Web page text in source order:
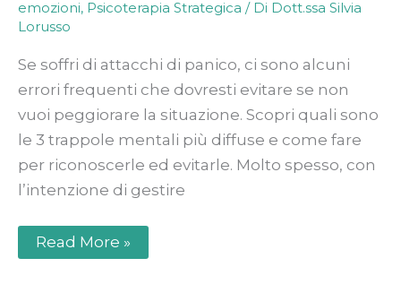
emozioni, Psicoterapia Strategica / Di Dott.ssa Silvia
Lorusso
Se soffri di attacchi di panico, ci sono alcuni
errori frequenti che dovresti evitare se non
vuoi peggiorare la situazione. Scopri quali sono
le 3 trappole mentali più diffuse e come fare
per riconoscerle ed evitarle. Molto spesso, con
l’intenzione di gestire
Read More »